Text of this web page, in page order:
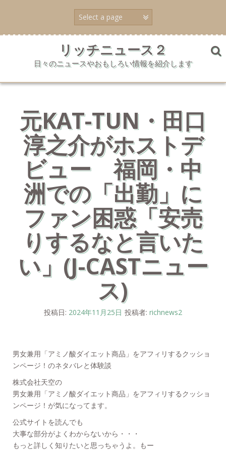
ン
ッ
リッチニュース２
日々のニュースやおもしろい情報を紹介します
元KAT-TUN・田口
淳之介がホストデ
ビュー 福岡・中
洲での「出勤」に
ファン困惑「安売
りするなと言いた
い」(J-CASTニュー
ス)
投稿日: 2024年11月25日 投稿者: richnews2
男女兼用「アミノ酸ダイエット商品」をアフィリするクッショ
ンページ！のネタバレと体験談
株式会社天空の
男女兼用「アミノ酸ダイエット商品」をアフィリするクッショ
ンページ！が気になってます。
公式サイトを読んでも
大事な部分がよくわからないから・・・
もっと詳しく知りたいと思っちゃうよ。もー